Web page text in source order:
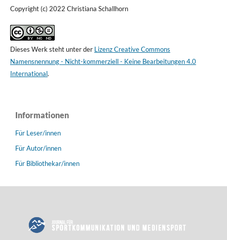
Copyright (c) 2022 Christiana Schallhorn
Dieses Werk steht unter der Lizenz Creative Commons
Namensnennung - Nicht-kommerziell - Keine Bearbeitungen 4.0
International.
Informationen
Für Leser/innen
Für Autor/innen
Für Bibliothekar/innen